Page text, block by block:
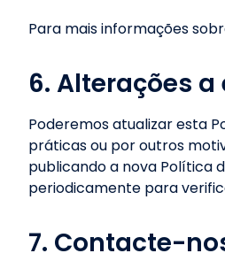
Para mais informações
6. Alterações
Poderemos atualizar esta
práticas ou por outros
publicando a nova Política
periodicamente para
7. Contacte-